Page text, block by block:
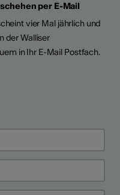
per E-Mail
vier Mal jährlich und
der Walliser
in Ihr E-Mail Postfach.